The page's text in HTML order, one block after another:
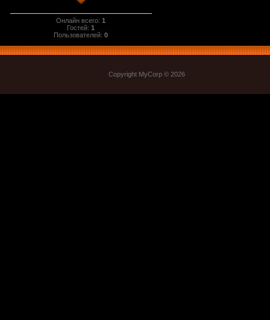
Онлайн всего:1
Гостей:1
Пользователей:0
Copyright MyCorp © 2026